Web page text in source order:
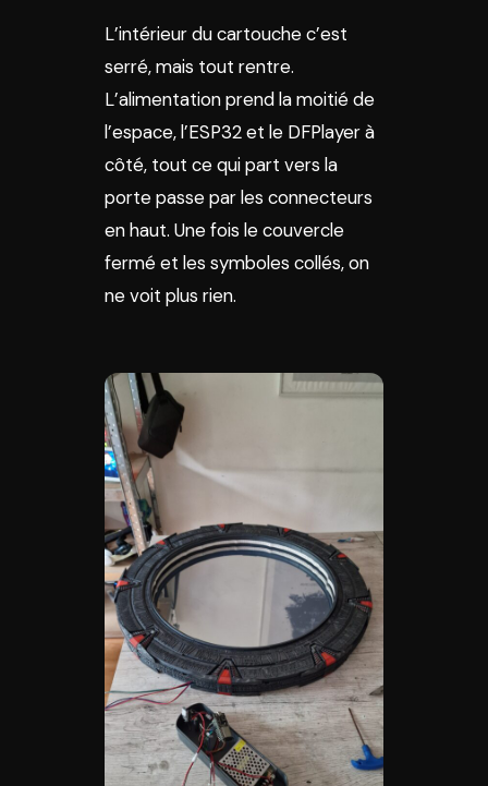
L’intérieur du cartouche c’est
serré, mais tout rentre.
L’alimentation prend la moitié de
l’espace, l’ESP32 et le DFPlayer à
côté, tout ce qui part vers la
porte passe par les connecteurs
en haut. Une fois le couvercle
fermé et les symboles collés, on
ne voit plus rien.